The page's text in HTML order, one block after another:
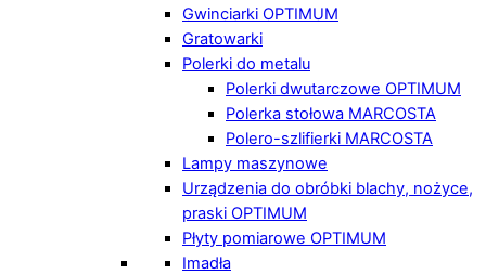
Gwinciarki OPTIMUM
Gratowarki
Polerki do metalu
Polerki dwutarczowe OPTIMUM
Polerka stołowa MARCOSTA
Polero-szlifierki MARCOSTA
Lampy maszynowe
Urządzenia do obróbki blachy, nożyce,
praski OPTIMUM
Płyty pomiarowe OPTIMUM
Imadła